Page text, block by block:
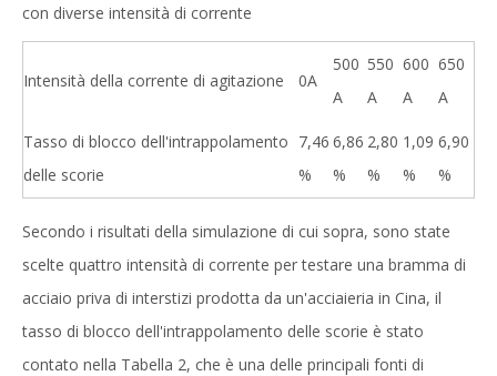
con diverse intensità di corrente
Intensità della corrente di agitazione 0A
500
A
550
A
600
A
650
A
Tasso di blocco dell'intrappolamento
delle scorie
7,46
%
6,86
%
2,80
%
1,09
%
6,90
%
Secondo i risultati della simulazione di cui sopra, sono state
scelte quattro intensità di corrente per testare una bramma di
acciaio priva di interstizi prodotta da un'acciaieria in Cina, il
tasso di blocco dell'intrappolamento delle scorie è stato
contato nella Tabella 2, che è una delle principali fonti di